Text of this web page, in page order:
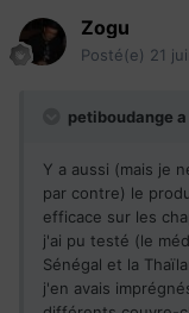
Zogu
Posté(e) 21
petiboudange a
Y a aussi (mais je
par contre) le
efficace sur les
j'ai pu testé (le
Sénégal et la
j'en avais